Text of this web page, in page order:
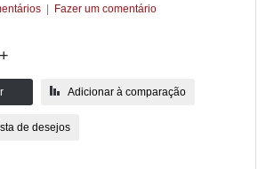
Fazer um comentário
Adicionar à comparação
de desejos